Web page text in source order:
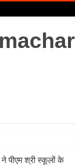
KKR समर्थित
ने पीएम श्री स्कूलों के